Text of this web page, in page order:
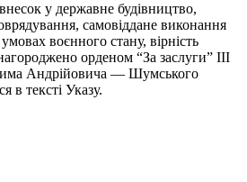
у державне будівництво,
самовіддане виконання
воєнного стану, вірність
орденом “За заслуги” ІІІ
Андрійовича — Шумського
в тексті Указу.